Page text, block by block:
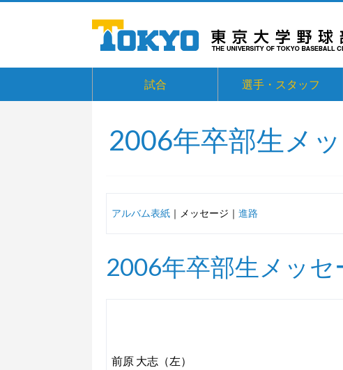
試合 選手・スタッフ
2006年卒部生メ
アルバム表紙 ｜メッセージ｜ 進路
2006年卒部生メッセ
前原 大志（左）